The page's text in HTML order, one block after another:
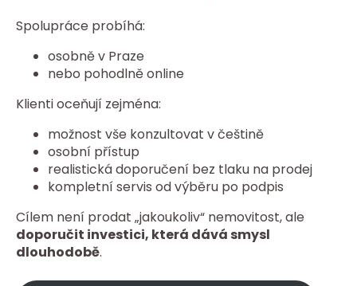
Spolupráce probíhá:
osobně v Praze
nebo pohodlně online
Klienti oceňují zejména:
možnost vše konzultovat v češtině
osobní přístup
realistická doporučení bez tlaku na prodej
kompletní servis od výběru po podpis
Cílem není prodat „jakoukoliv“ nemovitost, ale
doporučit investici, která dává smysl
dlouhodobě.